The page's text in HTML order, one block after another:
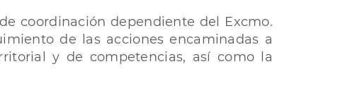
coordinación dependiente del Excmo.
de las acciones encaminadas a
y de competencias, así como la